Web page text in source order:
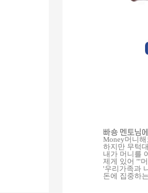
빠숑 멘토님
Money머니
하지만 무턱
내가 머니를
제게 있어 "'
'우리가족과
돈에 집중하